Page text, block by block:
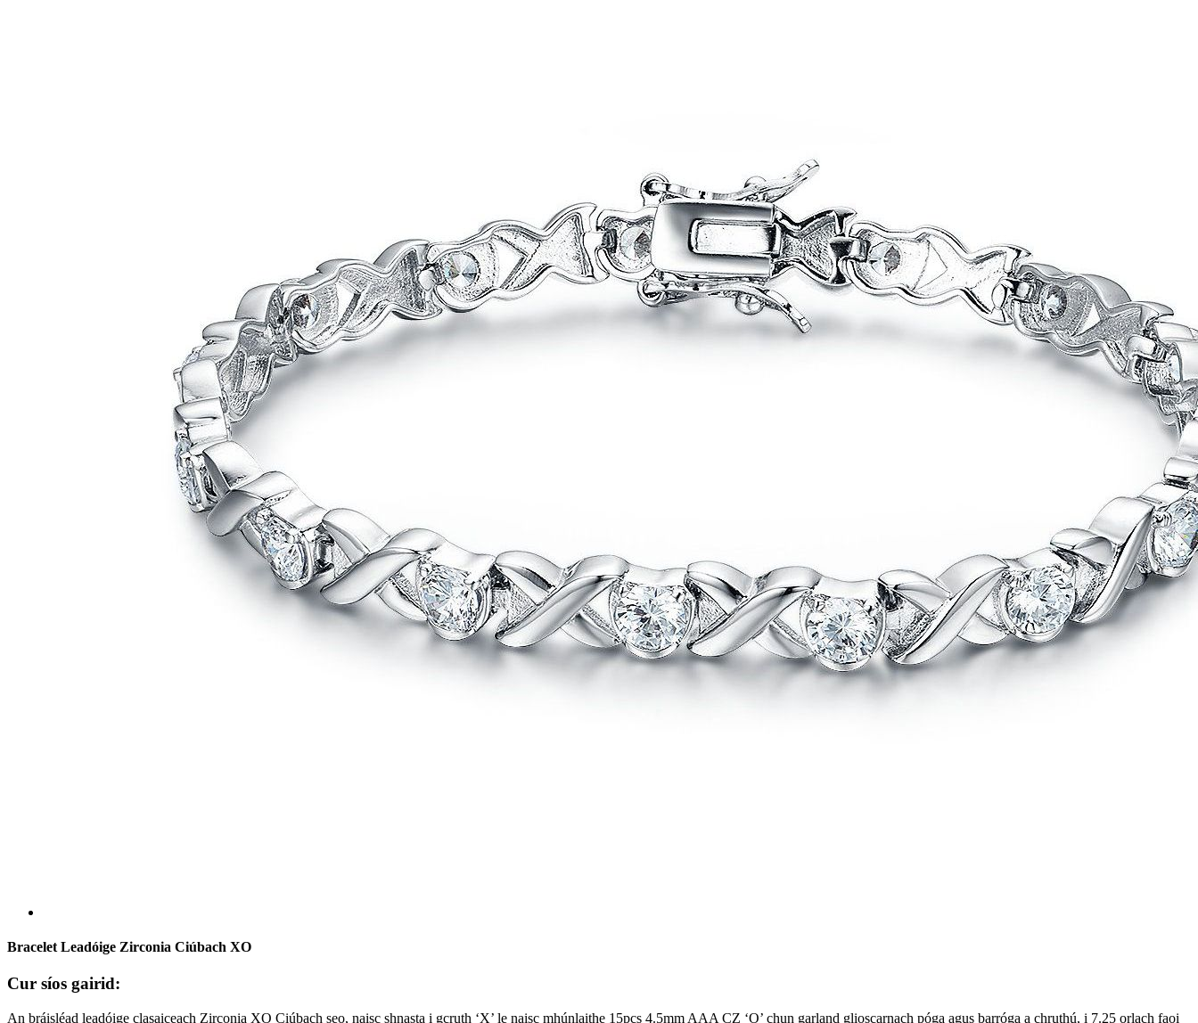
Bracelet Leadóige Zirconia Ciúbach XO
Cur síos gairid:
An bráisléad leadóige clasaiceach Zirconia XO Ciúbach seo, naisc shnasta i gcruth ‘X’ le naisc mhúnlaithe 15pcs 4.5mm AAA CZ ‘O’ chun garland glioscarnach póga agus barróga a chruthú, i 7.25 orlach faoi